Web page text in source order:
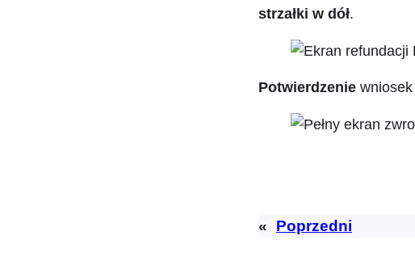
strzałki w dół.
Potwierdzenie
« Poprzedni